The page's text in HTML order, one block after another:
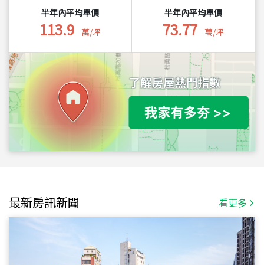
半年內平均單價
113.9 萬/坪
半年內平均單價
73.77 萬/坪
最新房訊新聞 看更多